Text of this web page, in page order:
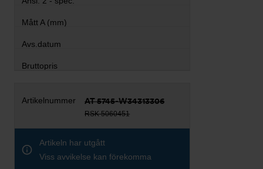
AT 5745-W34313306
RSK 5060451
Artikeln har utgått
Viss avvikelse kan förekomma